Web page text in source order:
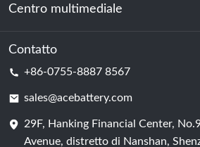
Sostenibilità
Accumulo di energia
Centro dati e sala server
Cella della batteria
Centro multimediale
Notizia
Contatto
+86-0755-8887 8567
sales@acebattery.com
29F, Hanking Financial Center,
Avenue, distretto di Nanshan,